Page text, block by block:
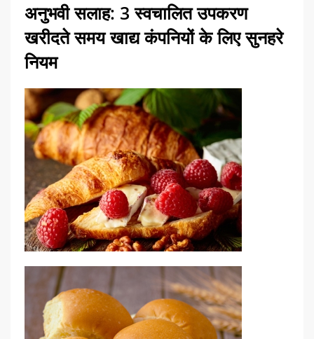
अनुभवी सलाह: 3 स्वचालित उपकरण
खरीदते समय खाद्य कंपनियों के लिए सुनहरे
नियम